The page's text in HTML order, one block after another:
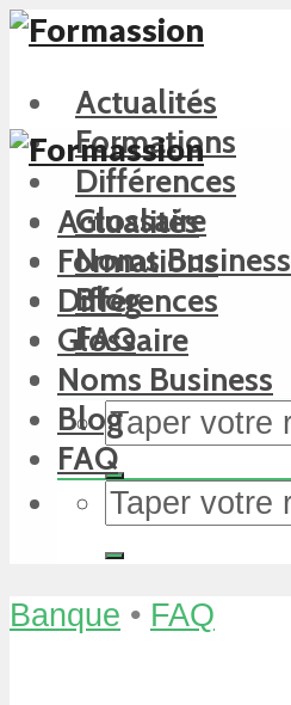
Actualités
Formations
Différences
Glossaire
Noms Business
Blog
FAQ
Actualités
Formations
Différences
Glossaire
Noms Business
Blog
FAQ
Banque • FAQ